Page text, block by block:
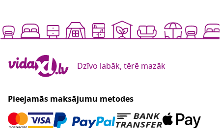
Dzīvo labāk, tērē mazāk
Pieejamās maksājumu metodes